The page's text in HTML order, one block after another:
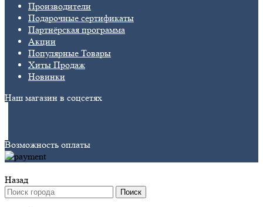
Производители
Подарочные сертификаты
Партнёрская программа
Акции
Популярные Товары
Хиты Продаж
Новинки
Наш магазин в соцсетях
Возможность оплаты
Назад
Поиск